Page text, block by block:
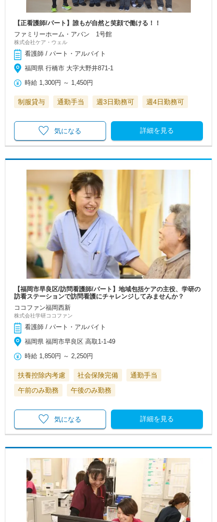
【正看護師/パート】誰もが自然と笑顔で働ける！！
ファミリーホーム・アバン 1号館
株式会社ケア・ウェル
看護師 / パート・アルバイト
福岡県 行橋市 大字大野井871-1
時給 1,300円 ～ 1,450円
制服貸与 通勤手当 週3日勤務可 週4日勤務可
詳細を見る
気になる
【福岡市早良区/訪問看護師/パート】地域包括ケアの主役、学研の
訪看ステーションで訪問看護にチャレンジしてみませんか？
ココファン福岡西新
株式会社学研ココファン
看護師 / パート・アルバイト
福岡県 福岡市早良区 高取1-1-49
時給 1,850円 ～2,250円
扶養控除内考慮 社会保険完備
通勤手当
午前のみ勤務
午後のみ勤務
詳細を見る
気になる